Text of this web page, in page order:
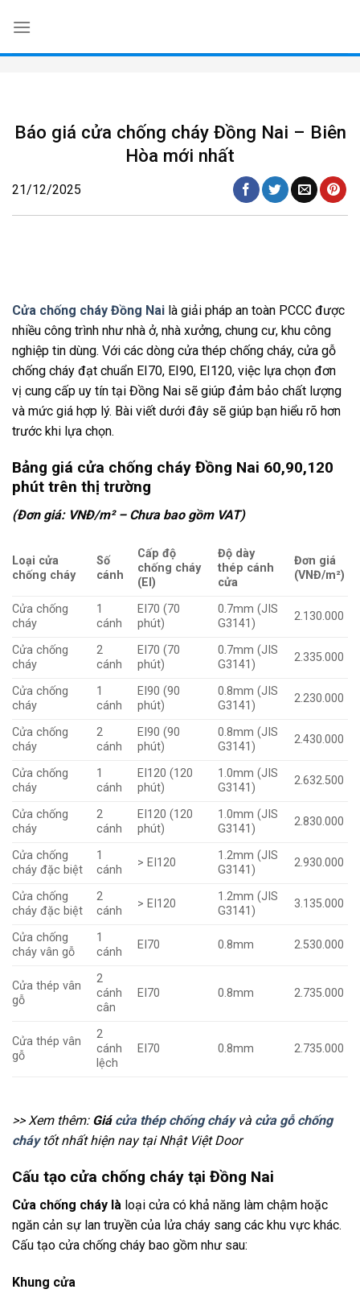
content
Báo giá cửa chống cháy Đồng Nai – Biên
Hòa mới nhất
21/12/2025
Cửa chống cháy Đồng Nai là giải pháp an toàn PCCC được
nhiều công trình như nhà ở, nhà xưởng, chung cư, khu công
nghiệp tin dùng. Với các dòng cửa thép chống cháy, cửa gỗ
chống cháy đạt chuẩn EI70, EI90, EI120, việc lựa chọn đơn
vị cung cấp uy tín tại Đồng Nai sẽ giúp đảm bảo chất lượng
và mức giá hợp lý. Bài viết dưới đây sẽ giúp bạn hiểu rõ hơn
trước khi lựa chọn.
Bảng giá cửa chống cháy Đồng Nai 60,90,120
phút trên thị trường
(Đơn giá: VNĐ/m² – Chưa bao gồm VAT)
Loại cửa
chống cháy
Số
cánh
Cấp độ
chống cháy
(EI)
Độ dày
thép cánh
cửa
Đơn giá
(VNĐ/m²)
Cửa chống
cháy
1
cánh
EI70 (70
phút)
0.7mm (JIS
G3141)
2.130.000
Cửa chống
cháy
2
cánh
EI70 (70
phút)
0.7mm (JIS
G3141)
2.335.000
Cửa chống
cháy
1
cánh
EI90 (90
phút)
0.8mm (JIS
G3141)
2.230.000
Cửa chống
cháy
2
cánh
EI90 (90
phút)
0.8mm (JIS
G3141)
2.430.000
Cửa chống
cháy
1
cánh
EI120 (120
phút)
1.0mm (JIS
G3141)
2.632.500
Cửa chống
cháy
2
cánh
EI120 (120
phút)
1.0mm (JIS
G3141)
2.830.000
Cửa chống
cháy đặc biệt
1
cánh
> EI120
1.2mm (JIS
G3141)
2.930.000
Cửa chống
cháy đặc biệt
2
cánh
> EI120
1.2mm (JIS
G3141)
3.135.000
Cửa chống
cháy vân gỗ
1
cánh
EI70 0.8mm 2.530.000
Cửa thép vân
gỗ
2
cánh
cân
EI70 0.8mm 2.735.000
Cửa thép vân
gỗ
2
cánh
lệch
EI70 0.8mm 2.735.000
>> Xem thêm: Giá cửa thép chống cháyvà cửa gỗ chống
cháytốt nhất hiện nay tại Nhật Việt Door
Cấu tạo cửa chống cháy tại Đồng Nai
Cửa chống cháy là loại cửa có khả năng làm chậm hoặc
ngăn cản sự lan truyền của lửa cháy sang các khu vực khác.
Cấu tạo cửa chống cháy bao gồm như sau:
Khung cửa